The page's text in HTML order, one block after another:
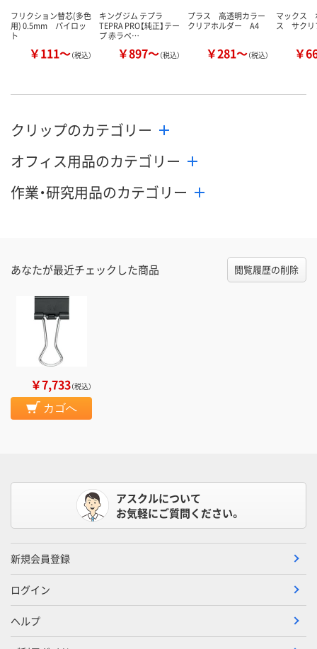
フリクション替芯(多色
用) 0.5mm パイロッ
ト
￥111～（税込）
キングジム テプラ
TEPRA PRO【純正】テー
プ 赤ラベ…
￥897～（税込）
プラス 高透明カラー
クリアホルダー A4
￥281～（税込）
マックス
ス サクリ
￥
クリップのカテゴリー
オフィス用品のカテゴリー
作業・研究用品のカテゴリー
あなたが最近チェックした商品 閲覧履歴の削除
￥7,733（税込）
カゴへ
アスクルについて
お気軽にご質問ください。
新規会員登録
ログイン
ヘルプ